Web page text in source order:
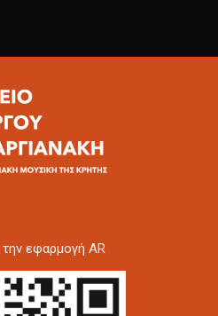
εφαρμογή AR